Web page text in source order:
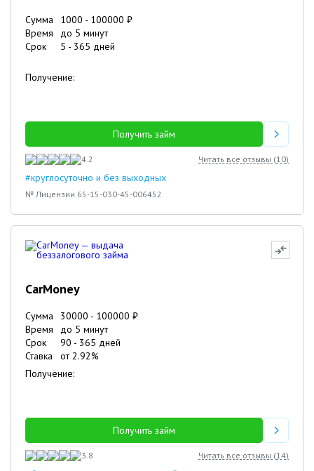
Сумма 1000 - 100000 ₽
Время
до 5 минут
Срок
5 - 365 дней
Получение:
Получить займ
4.2 Читать все отзывы (10)
#круглосуточно и без выходных
№ Лицензии 65-15-030-45-006452
CarMoney
Сумма 30000 - 100000 ₽
Время
до 5 минут
Срок
90 - 365 дней
Ставка
от2.92%
Получение:
Получить займ
3.8 Читать все отзывы (14)